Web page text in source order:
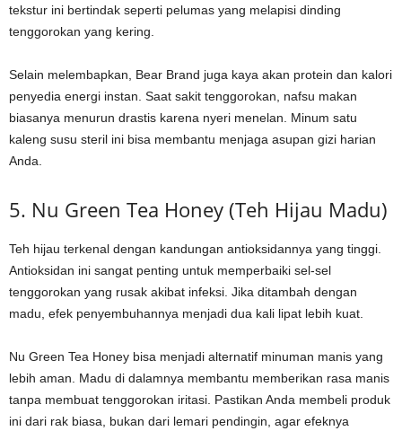
tekstur ini bertindak seperti pelumas yang melapisi dinding
tenggorokan yang kering.
Selain melembapkan, Bear Brand juga kaya akan protein dan kalori
penyedia energi instan. Saat sakit tenggorokan, nafsu makan
biasanya menurun drastis karena nyeri menelan. Minum satu
kaleng susu steril ini bisa membantu menjaga asupan gizi harian
Anda.
5. Nu Green Tea Honey (Teh Hijau Madu)
Teh hijau terkenal dengan kandungan antioksidannya yang tinggi.
Antioksidan ini sangat penting untuk memperbaiki sel-sel
tenggorokan yang rusak akibat infeksi. Jika ditambah dengan
madu, efek penyembuhannya menjadi dua kali lipat lebih kuat.
Nu Green Tea Honey bisa menjadi alternatif minuman manis yang
lebih aman. Madu di dalamnya membantu memberikan rasa manis
tanpa membuat tenggorokan iritasi. Pastikan Anda membeli produk
ini dari rak biasa, bukan dari lemari pendingin, agar efeknya